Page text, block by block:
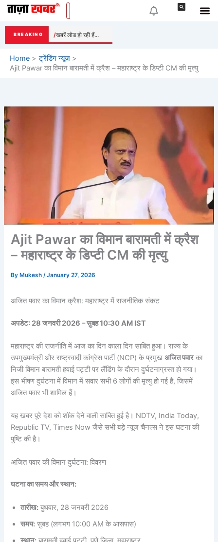
Skip
content
BREAKING खबरें लोड हो रही हैं...
Home
ट्रेंडिंग न्यूज़
Ajit Pawar का विमान बारामती में क्रैश – महाराष्ट्र के डिप्टी CM की मृत्यु
Ajit Pawar का विमान बारामती में क्रैश
– महाराष्ट्र के डिप्टी CM की मृत्यु
By Mukesh/January 27, 2026
अजित पवार का विमान क्रैश: महाराष्ट्र में राजनीतिक संकट
अपडेट: 28 जनवरी 2026 – सुबह 10:30 AM IST
महाराष्ट्र की राजनीति में आज का दिन काला दिन साबित हुआ। राज्य के
उपमुख्यमंत्री और राष्ट्रवादी कांग्रेस पार्टी (NCP) के प्रमुखअजित पवारका
निजी विमान बारामती हवाई पट्टी पर लैंडिंग के दौरान दुर्घटनाग्रस्त हो गया।
इस भीषण दुर्घटना में विमान में सवार सभी 6 लोगों की मृत्यु हो गई है, जिसमें
अजित पवार भी शामिल हैं।
यह खबर पूरे देश को शॉक देने वाली साबित हुई है। NDTV, India Today,
Republic TV, Times Now जैसे सभी बड़े न्यूज चैनल्स ने इस घटना की
पुष्टि की है।
अजित पवार की विमान दुर्घटना: विवरण
घटना का समय और स्थान:
तारीख: बुधवार, 28 जनवरी 2026
समय: सुबह (लगभग 10:00 AM के आसपास)